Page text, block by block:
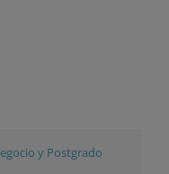
y Postgrado